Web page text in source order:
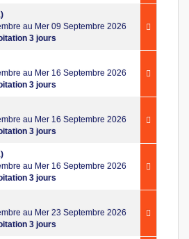
au Mer 09 Septembre 2026
3 jours
au Mer 16 Septembre 2026
3 jours
au Mer 16 Septembre 2026
3 jours
au Mer 16 Septembre 2026
3 jours
au Mer 23 Septembre 2026
3 jours